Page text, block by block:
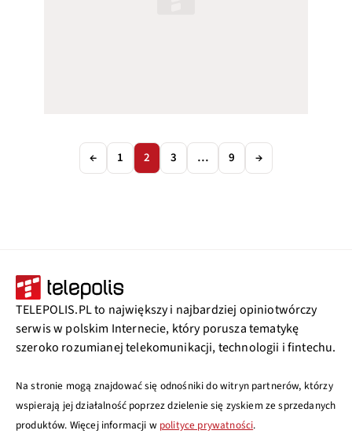
← 1 2 3 … 9 →
TELEPOLIS.PL to największy i najbardziej opiniotwórczy
serwis w polskim Internecie, który porusza tematykę
szeroko rozumianej telekomunikacji, technologii i fintechu.
Na stronie mogą znajdować się odnośniki do witryn partnerów, którzy
wspierają jej działalność poprzez dzielenie się zyskiem ze sprzedanych
produktów. Więcej informacji w polityce prywatności.